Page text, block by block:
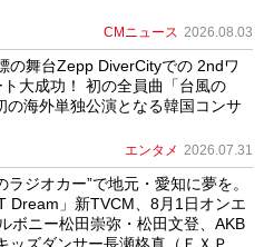
CMニュース 2026.08.03
の舞台Zepp DiverCityでの 2ndワ
大成功！ 初の全員曲「台風の
の海外単独公演となる韓国コンサ
エンタメ 2026.07.31
ラジオカー”で地元・愛知に夢を。
Dream」新TVCM、8月1日オンエ
ボニー松田崇弥・松田文登、AKB